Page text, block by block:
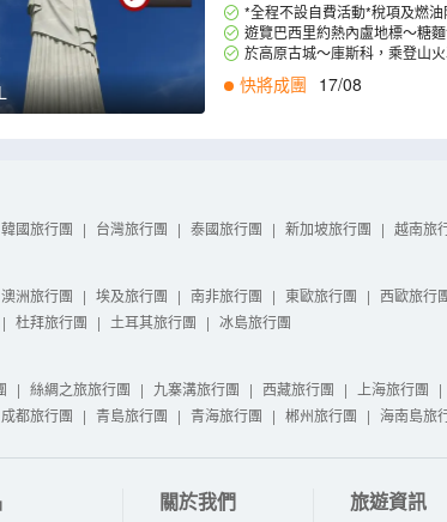
*全程不設自費活動*稅項及燃
遊覽巴西里約熱內盧地標～糖
於高原古城～庫斯科，乘登山
快將成團 17/08
韓國旅行團 | 台灣旅行團 | 泰國旅行團 | 新加坡旅行團 | 越南旅
澳洲旅行團 | 埃及旅行團 | 南非旅行團 | 東歐旅行團 | 西歐旅行
| 杜拜旅行團 | 土耳其旅行團 | 冰島旅行團
| 絲綢之旅旅行團 | 九寨溝旅行團 | 西藏旅行團 | 上海旅行團 |
成都旅行團 | 青島旅行團 | 青海旅行團 | 郴州旅行團 | 海南島旅
關於我們 旅遊資訊